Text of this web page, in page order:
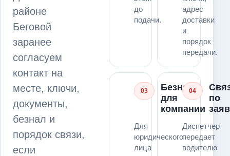
районе
Беговой
заранее
согласуем
контакт на
месте, ключи,
документы,
безнал и
порядок связи,
если
до
подачи.
адрес
доставки
и
порядок
передачи.
03
Безнал
для
компании
Для
юридического
лица
04
по
Диспетчер
передает
водителю